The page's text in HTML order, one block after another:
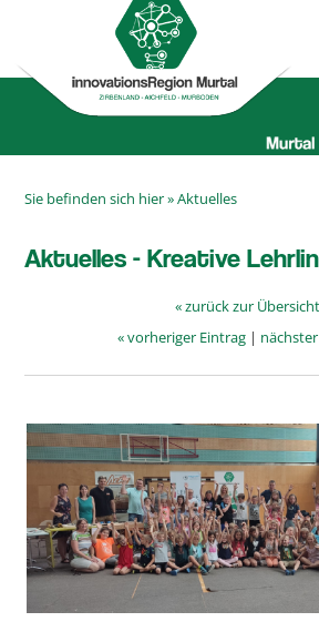
Sie befinden sich hier »Aktuelles
Aktuelles - Kreative
« zurück zur Übersicht
« vorheriger Eintrag |